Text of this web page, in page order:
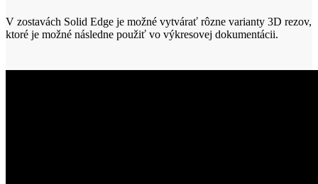
V zostavách Solid Edge je možné vytvárať rôzne varianty 3D rezov,
ktoré je možné následne použiť vo výkresovej dokumentácii.